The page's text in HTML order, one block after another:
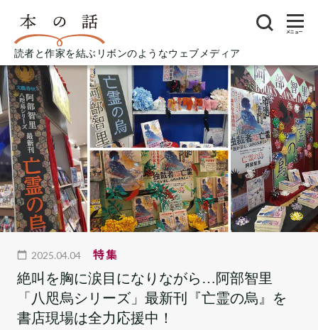
読者と作家を結ぶリボンのようなウェブメディア
メニュー
2025.04.04 特集
絶叫を胸に涙目になりながら…阿部智里
「八咫烏シリーズ」最新刊『亡霊の烏』を
書店現場は全力応援中！